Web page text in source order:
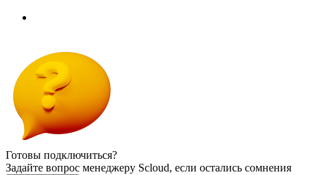
Готовы подключиться?
Задайте вопрос менеджеру Scloud, если остались сомнения